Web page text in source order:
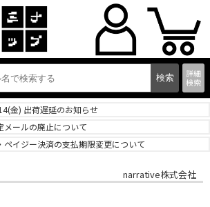
詳細
検索
金) 出荷遅延のお知らせ
メールの廃止について
ペイジー決済の支払期限変更について
narrative株式会社